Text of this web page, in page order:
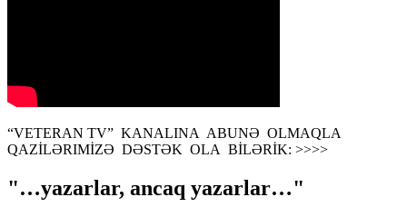
“VETERAN TV” KANALINA ABUNƏ OLMAQLA
QAZİLƏRIMİZƏ DƏSTƏK OLA BİLƏRİK: >>>>
"…yazarlar, ancaq yazarlar…"